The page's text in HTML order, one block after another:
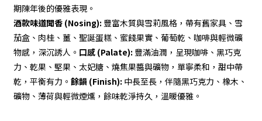
期陳年後的優雅表現。
酒款味道聞香 (Nosing): 豐富木質與雪莉風格，帶有舊家具、雪
茄盒、肉桂、薑、聖誕蛋糕、蜜餞果實、葡萄乾、咖啡與輕微礦
物感，深沉誘人。 口感 (Palate): 豐滿油潤，呈現咖啡、黑巧克
力、乾果、堅果、太妃糖、燒焦果醬與礦物，單寧柔和，甜中帶
乾，平衡有力。 餘韻 (Finish): 中長至長，伴隨黑巧克力、橡木、
礦物、薄荷與輕微煙燻，餘味乾淨持久，溫暖優雅。